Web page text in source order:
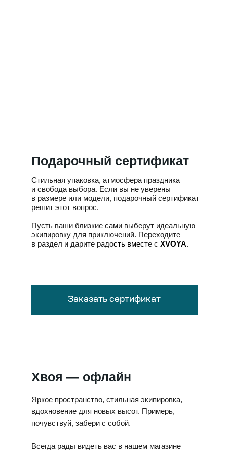
Стильная упаковка, атмосфера праздника
и свобода выбора. Если вы не уверены
в размере или модели, подарочный сертификат
решит этот вопрос.
Пусть ваши близкие сами выберут идеальную
экипировку для приключений. Переходите
в раздел и дарите радость вместе с XVOYA.
Подарочный сертификат
Заказать сертификат
Хвоя — офлайн
Яркое пространство, стильная экипировка,
вдохновение для новых высот. Примерь,
почувствуй, забери с собой.
Всегда рады видеть вас в нашем магазине